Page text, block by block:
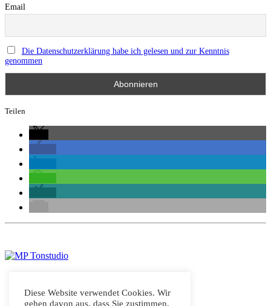
Email
Die Datenschutzerklärung habe ich gelesen und zur Kenntnis
genommen
Teilen
Home
Diese Website verwendet Cookies. Wir
gehen davon aus, dass Sie zustimmen,